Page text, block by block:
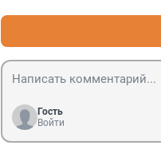
Гость
Войти